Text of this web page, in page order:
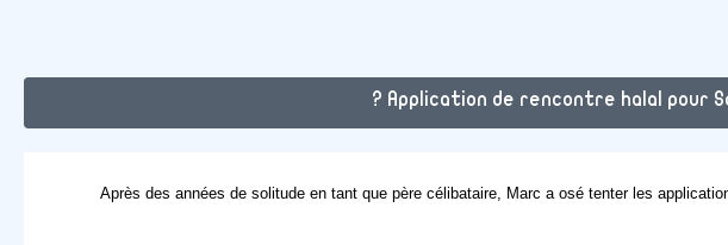
Application de rencontre halal pour
Après des années de solitude en tant que père célibataire, Marc a osé tenter les